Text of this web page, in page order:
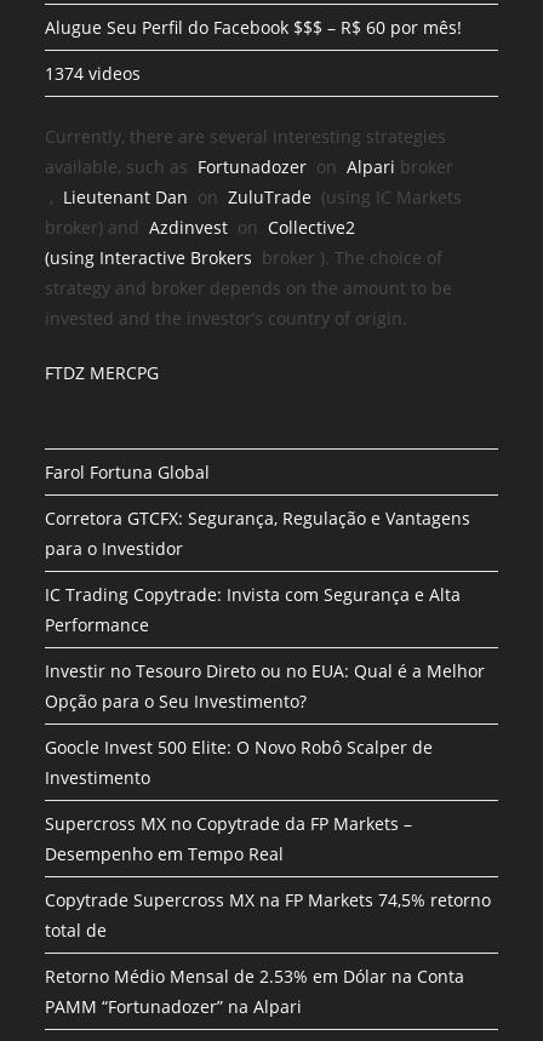
Alugue Seu Perfil do Facebook $$$ – R$ 60 por mês!
1374 videos
Currently, there are several interesting strategies
available, such as Fortunadozer onAlpari broker
, Lieutenant Dan onZuluTrade (using IC Markets
broker) andAzdinvest onCollective2
(using Interactive Brokers broker ). The choice of
strategy and broker depends on the amount to be
invested and the investor’s country of origin.
FTDZ MERCPG
Farol Fortuna Global
Corretora GTCFX: Segurança, Regulação e Vantagens
para o Investidor
IC Trading Copytrade: Invista com Segurança e Alta
Performance
Investir no Tesouro Direto ou no EUA: Qual é a Melhor
Opção para o Seu Investimento?
Goocle Invest 500 Elite: O Novo Robô Scalper de
Investimento
Supercross MX no Copytrade da FP Markets –
Desempenho em Tempo Real
Copytrade Supercross MX na FP Markets 74,5% retorno
total de
Retorno Médio Mensal de 2.53% em Dólar na Conta
PAMM “Fortunadozer” na Alpari